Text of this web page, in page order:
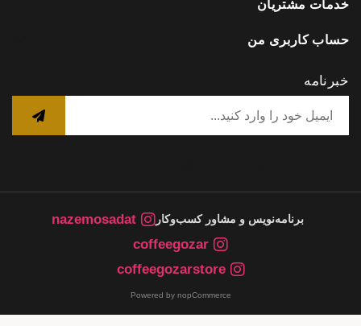
خدمات مشتریان
حساب کاربری من
خبرنامه
برنامه‌نویس و مشاور کسب‌وکار
nazemosadat
coffeegozar
coffeegozarstore
Powered by nopCommerce